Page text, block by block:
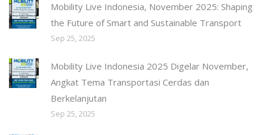
Mobility Live Indonesia, November 2025: Shaping
the Future of Smart and Sustainable Transport
Sep 25, 2025
Mobility Live Indonesia 2025 Digelar November,
Angkat Tema Transportasi Cerdas dan
Berkelanjutan
Sep 25, 2025